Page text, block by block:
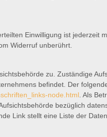
Einwilligung ist jederzeit
Widerruf unberührt.
zu. Zuständige
befindet. Der
node.html . Als
bezüglich
Link stellt eine Liste der